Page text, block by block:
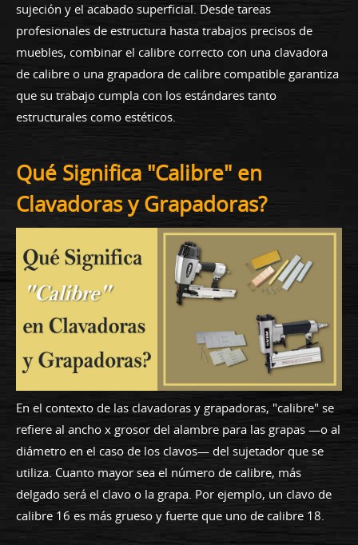
sujeción y el acabado superficial. Desde tareas
profesionales de estructura hasta trabajos precisos de
muebles, combinar el calibre correcto con una clavadora
de calibre o una grapadora de calibre compatible garantiza
que su trabajo cumpla con los estándares tanto
estructurales como estéticos.
Qué Significa "Calibre" en
Clavadoras y Grapadoras?
En el contexto de las clavadoras y grapadoras, "calibre" se
refiere al ancho x grosor del alambre para las grapas —o al
diámetro en el caso de los clavos— del sujetador que se
utiliza. Cuanto mayor sea el número de calibre, más
delgado será el clavo o la grapa. Por ejemplo, un clavo de
calibre 16 es más grueso y fuerte que uno de calibre 18.